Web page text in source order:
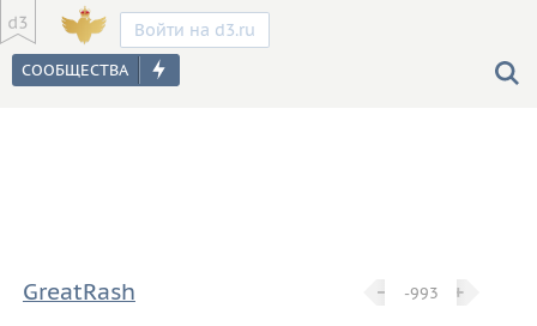
Войти на d3.ru
− -993 +
GreatRash